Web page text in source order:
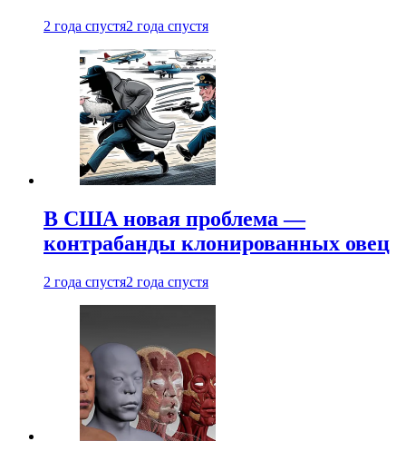
2 года спустя2 года спустя
В США новая проблема —
контрабанды клонированных овец
2 года спустя2 года спустя